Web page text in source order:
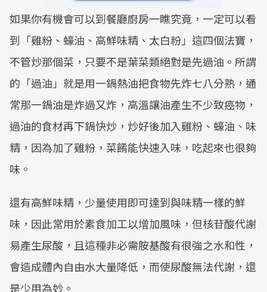
如果你有機會可以到餐廳廚房一瞧究竟，一定可以看
到「雞粉、蠔油、高鮮味精、太白粉」這四個法寶，
不管炒那個菜，只要不是葉菜類絕對是先過油。所謂
的「過油」就是用一鍋熱油把食物先炸七八分熟，通
常那一鍋油是炸過又炸，高溫讓油產生不少致癌物，
過油的食材再下鍋快炒，炒好後加入雞粉、蠔油、味
精，因為加了雞粉，菜餚能快速入味，吃起來也很夠
味。
還有高鮮味精，少量使用即可達到與味精一樣的鮮
味，因此常用於素食加工以增加風味，但核苷酸代謝
易產生尿酸，且這種非必需胺基酸有很強之水和性，
會造成體內自由水大量降低，而使尿酸無法代謝，還
是少用為妙。